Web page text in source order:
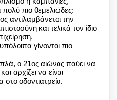
πολύ πιο θεμελιώδες:
αντιλαμβάνεται την
και τελικά τον ίδιο
γίνονται πιο
ο 21ος αιώνας παύει να
αρχίζει να είναι
οδοντιατρείο.